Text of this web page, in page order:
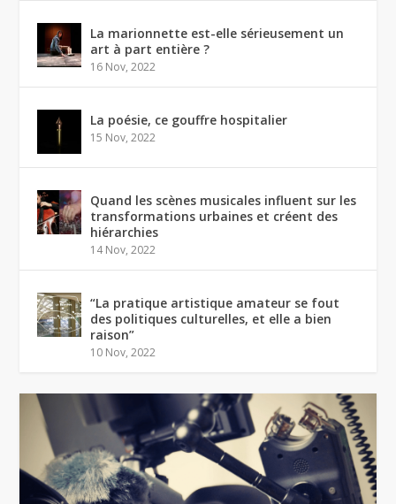
La marionnette est-elle sérieusement un
art à part entière ?
16 Nov, 2022
La poésie, ce gouffre hospitalier
15 Nov, 2022
Quand les scènes musicales influent sur les
transformations urbaines et créent des
hiérarchies
14 Nov, 2022
“La pratique artistique amateur se fout
des politiques culturelles, et elle a bien
raison”
10 Nov, 2022